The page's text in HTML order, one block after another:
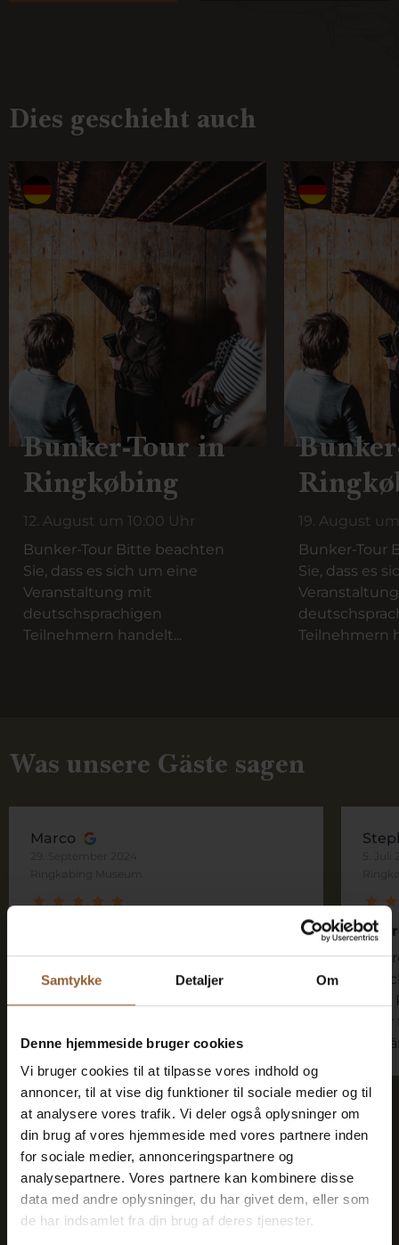
Samtykke Detaljer Om
Denne hjemmeside bruger cookies
Vi bruger cookies til at tilpasse vores indhold og
annoncer, til at vise dig funktioner til sociale medier og til
at analysere vores trafik. Vi deler også oplysninger om
din brug af vores hjemmeside med vores partnere inden
for sociale medier, annonceringspartnere og
analysepartnere. Vores partnere kan kombinere disse
data med andre oplysninger, du har givet dem, eller som
de har indsamlet fra din brug af deres tjenester.
Dies geschieht auch
Bunker-Tour in
Ringkøbing
12. August um 10:00 Uhr
Bunker-Tour Bitte beachten
Sie, dass es sich um eine
Veranstaltung mit
deutschsprachigen
Teilnehmern handelt...
19. August
Bunker-Tour
Sie, dass es
Teilnehmern
Was unsere Gäste sagen
Marco
Ausstellung
Ein kleines, aber feines Museum. Als
wir dort waren, hatten sie eine
Finn Juhl. Gut gemacht.
Sparen Sie Geld - kaufen Sie
eine Treuekarte